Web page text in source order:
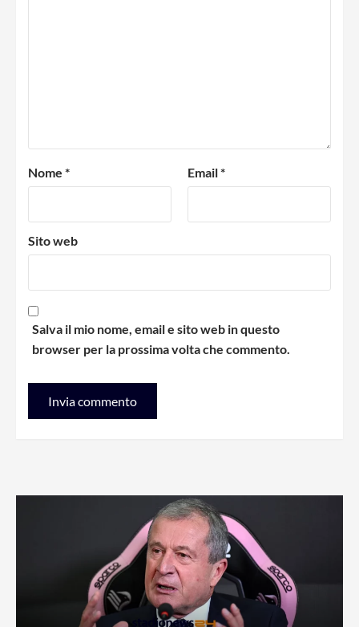
Nome * Email*
Sito web
Salva il mio nome, email e sito web in questo
browser per la prossima volta che commento.